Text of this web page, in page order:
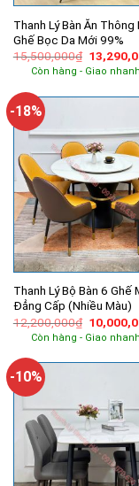
Thanh Lý Bàn Ăn Thông
Ghế Bọc Da Mới 99%
15,500,000₫ Giá
gốc
là:
Còn hàng - Giao nhanh
-18%
Thanh Lý Bộ Bàn 6 Ghế
Đẳng Cấp (Nhiều Màu)
12,200,000₫ Giá
gốc
là:
Còn hàng - Giao nhanh
-10%